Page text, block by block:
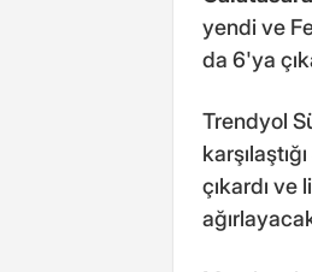
yendi ve
da 6'ya
Trendyol
çıkardı